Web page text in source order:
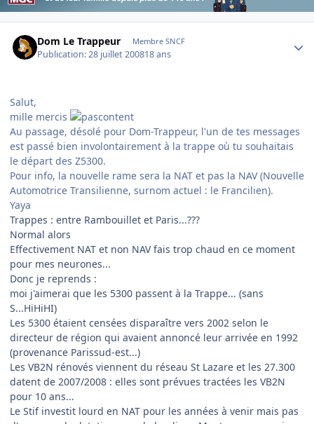
Dom Le Trappeur Membre SNCF
Publication:28 juillet 200818 ans
Salut,
mille mercis
Au passage, désolé pour Dom-Trappeur, l'un de tes messages
est passé bien involontairement à la trappe où tu souhaitais
le départ des Z5300.
Pour info, la nouvelle rame sera la NAT et pas la NAV (Nouvelle
Automotrice Transilienne, surnom actuel : le Francilien).
Yaya
Trappes : entre Rambouillet et Paris...???
Normal alors
Effectivement NAT et non NAV fais trop chaud en ce moment
pour mes neurones...
Donc je reprends :
moi j'aimerai que les 5300 passent à la Trappe... (sans
S...HiHiHI)
Les 5300 étaient censées disparaître vers 2002 selon le
directeur de région qui avaient annoncé leur arrivée en 1992
(provenance Parissud-est...)
Les VB2N rénovés viennent du réseau St Lazare et les 27.300
datent de 2007/2008 : elles sont prévues tractées les VB2N
pour 10 ans...
Le Stif investit lourd en NAT pour les années à venir mais pas